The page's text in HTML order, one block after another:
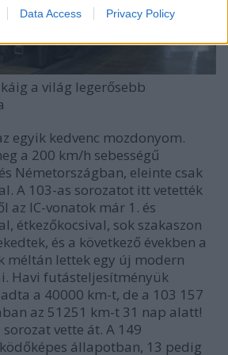
Data Access Privacy Policy
a világ legerősebb
egyik kedvenc mozdonyom.
a 200 km/h sebességű
Németországban, eleinte csak
A 103-as sorozatot itt vetették
az IC-vonatok már 1. és
étkezőkocsival, sok szakaszon
és a következő években a
méltán lettek egy új modern
Havi futásteljesítményük
a 40000 km-t, de a 103 157
az 51251 km-t 31 nap alatt!
vette át. A 149
állapotban, 13 pedig